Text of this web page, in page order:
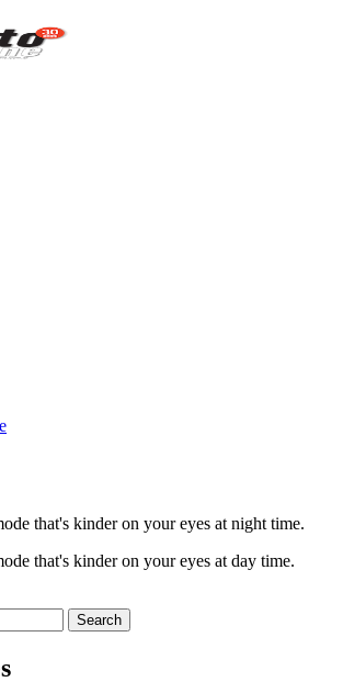
that's kinder on your eyes at night time.
that's kinder on your eyes at day time.
Search